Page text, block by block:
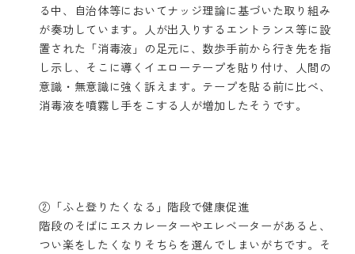
る中、自治体等においてナッジ理論に基づいた取り組み
が奏功しています。人が出入りするエントランス等に設
置された「消毒液」の足元に、数歩手前から行き先を指
し示し、そこに導くイエローテープを貼り付け、人間の
意識・無意識に強く訴えます。テープを貼る前に比べ、
消毒液を噴霧し手をこする人が増加したそうです。
②「ふと登りたくなる」階段で健康促進
階段のそばにエスカレーターやエレベーターがあると、
つい楽をしたくなりそちらを選んでしまいがちです。そ